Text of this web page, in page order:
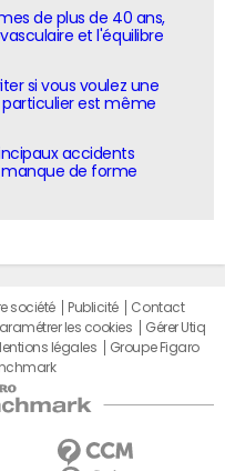
de plus de 40 ans,
et l'équilibre
si vous voulez une
est même
accidents
de forme
société Publicité
Contact
les cookies
Gérer Utiq
légales
Groupe Figaro